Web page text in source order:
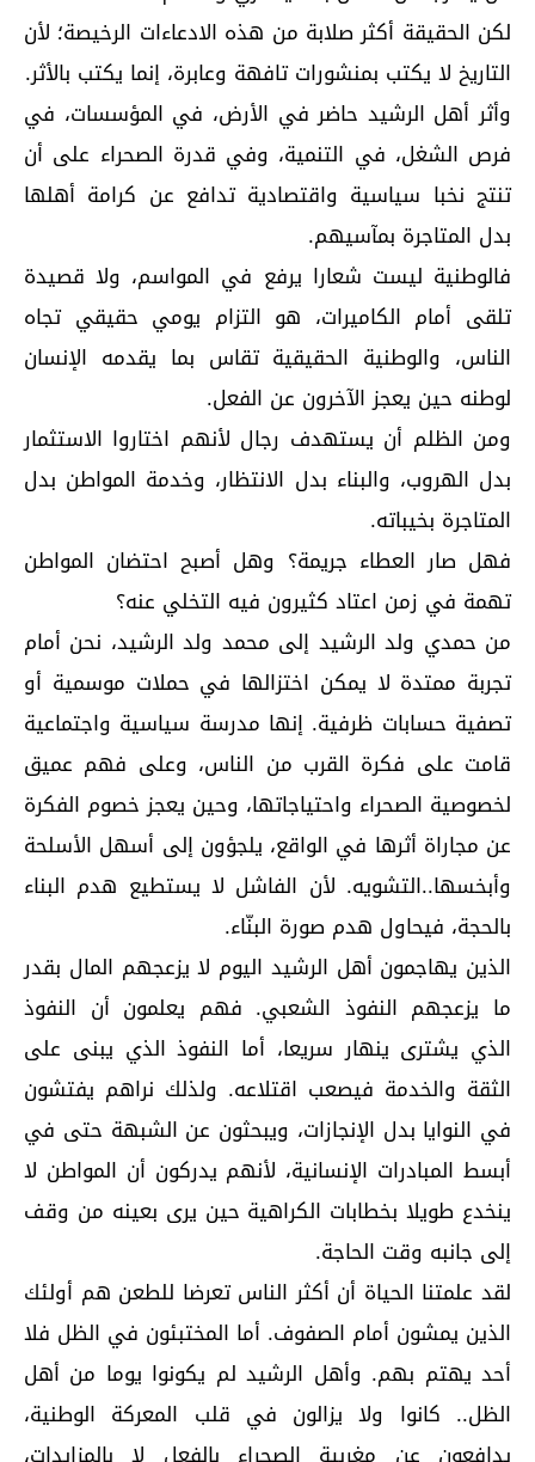
لكن الحقيقة أكثر صلابة من هذه الادعاءات الرخيصة؛ لأن
التاريخ لا يكتب بمنشورات تافهة وعابرة، إنما يكتب بالأثر.
وأثر أهل الرشيد حاضر في الأرض، في المؤسسات، في
فرص الشغل، في التنمية، وفي قدرة الصحراء على أن
تنتج نخبا سياسية واقتصادية تدافع عن كرامة أهلها
بدل المتاجرة بمآسيهم.
فالوطنية ليست شعارا يرفع في المواسم، ولا قصيدة
تلقى أمام الكاميرات، هو التزام يومي حقيقي تجاه
الناس، والوطنية الحقيقية تقاس بما يقدمه الإنسان
لوطنه حين يعجز الآخرون عن الفعل.
ومن الظلم أن يستهدف رجال لأنهم اختاروا الاستثمار
بدل الهروب، والبناء بدل الانتظار، وخدمة المواطن بدل
المتاجرة بخيباته.
فهل صار العطاء جريمة؟ وهل أصبح احتضان المواطن
تهمة في زمن اعتاد كثيرون فيه التخلي عنه؟
من حمدي ولد الرشيد إلى محمد ولد الرشيد، نحن أمام
تجربة ممتدة لا يمكن اختزالها في حملات موسمية أو
تصفية حسابات ظرفية. إنها مدرسة سياسية واجتماعية
قامت على فكرة القرب من الناس، وعلى فهم عميق
لخصوصية الصحراء واحتياجاتها، وحين يعجز خصوم الفكرة
عن مجاراة أثرها في الواقع، يلجؤون إلى أسهل الأسلحة
وأبخسها..التشويه. لأن الفاشل لا يستطيع هدم البناء
بالحجة، فيحاول هدم صورة البنّاء.
الذين يهاجمون أهل الرشيد اليوم لا يزعجهم المال بقدر
ما يزعجهم النفوذ الشعبي. فهم يعلمون أن النفوذ
الذي يشترى ينهار سريعا، أما النفوذ الذي يبنى على
الثقة والخدمة فيصعب اقتلاعه. ولذلك نراهم يفتشون
في النوايا بدل الإنجازات، ويبحثون عن الشبهة حتى في
أبسط المبادرات الإنسانية، لأنهم يدركون أن المواطن لا
ينخدع طويلا بخطابات الكراهية حين يرى بعينه من وقف
إلى جانبه وقت الحاجة.
لقد علمتنا الحياة أن أكثر الناس تعرضا للطعن هم أولئك
الذين يمشون أمام الصفوف. أما المختبئون في الظل فلا
أحد يهتم بهم. وأهل الرشيد لم يكونوا يوما من أهل
الظل.. كانوا ولا يزالون في قلب المعركة الوطنية،